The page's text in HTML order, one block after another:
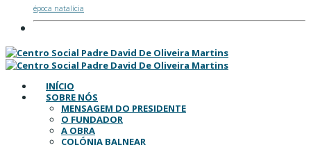
época natalícia
INÍCIO
SOBRE NÓS
MENSAGEM DO PRESIDENTE
O FUNDADOR
A OBRA
COLÓNIA BALNEAR